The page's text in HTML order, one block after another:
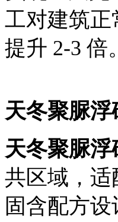
工对建筑
提升 2-3 倍。
天冬聚脲
天冬聚脲浮
共区域，
固含配方